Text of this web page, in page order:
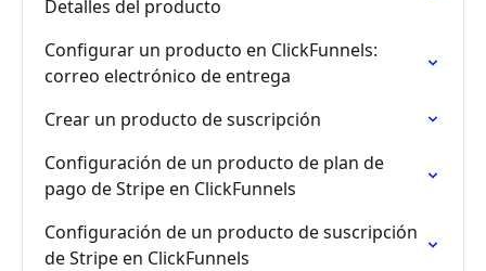
Detalles del producto
Configurar un producto en ClickFunnels:
correo electrónico de entrega
Crear un producto de suscripción
Configuración de un producto de plan de
pago de Stripe en ClickFunnels
Configuración de un producto de suscripción
de Stripe en ClickFunnels